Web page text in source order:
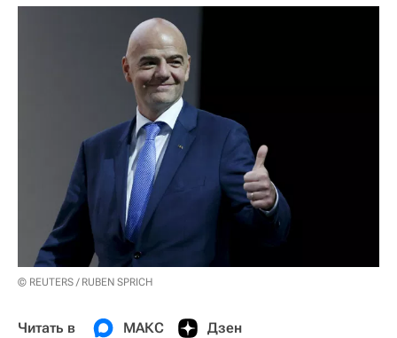
© REUTERS / RUBEN SPRICH
Читать в МАКС Дзен